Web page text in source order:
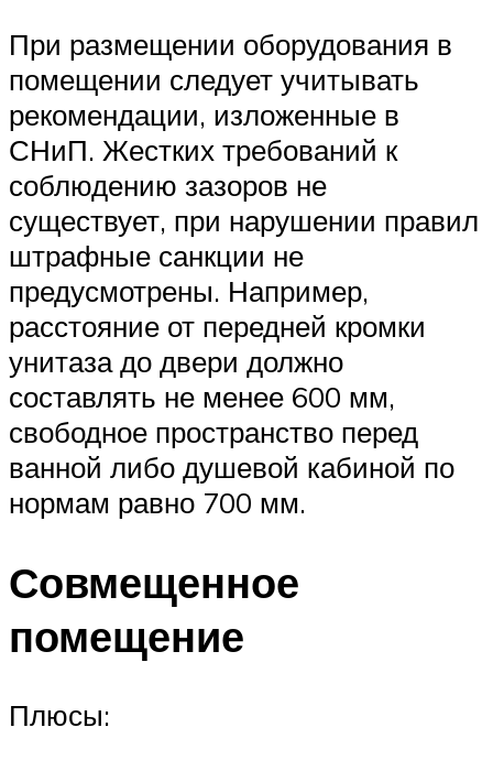
При размещении оборудования в
помещении следует учитывать
рекомендации, изложенные в
СНиП. Жестких требований к
соблюдению зазоров не
существует, при нарушении правил
штрафные санкции не
предусмотрены. Например,
расстояние от передней кромки
унитаза до двери должно
составлять не менее 600 мм,
свободное пространство перед
ванной либо душевой кабиной по
нормам равно 700 мм.
Совмещенное
помещение
Плюсы: